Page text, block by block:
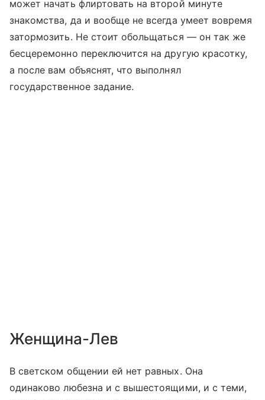
может начать флиртовать на второй минуте
знакомства, да и вообще не всегда умеет вовремя
затормозить. Не стоит обольщаться — он так же
бесцеремонно переключится на другую красотку,
а после вам объяснят, что выполнял
государственное задание.
Женщина-Лев
В светском общении ей нет равных. Она
одинаково любезна и с вышестоящими, и с теми,